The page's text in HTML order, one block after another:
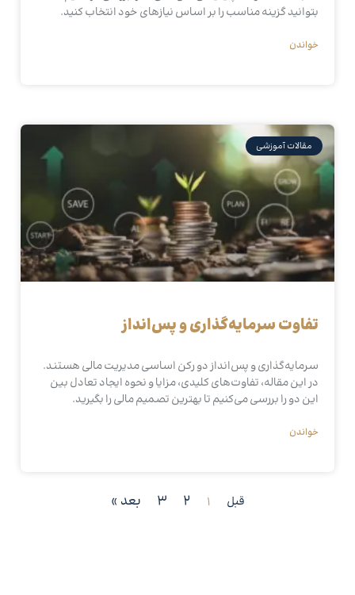
بتوانید گزینه مناسب را بر اساس نیازهای خود انتخاب کنید.
خواندن
مقالات آموزشی
تفاوت سرمایه‌گذاری و پس‌انداز
سرمایه‌گذاری و پس‌انداز دو رکن اساسی مدیریت مالی هستند.
در این مقاله، تفاوت‌های کلیدی، مزایا و نحوه ایجاد تعادل بین
این دو را بررسی می‌کنیم تا بهترین تصمیم مالی را بگیرید.
خواندن
قبل 1
2
3 بعد »